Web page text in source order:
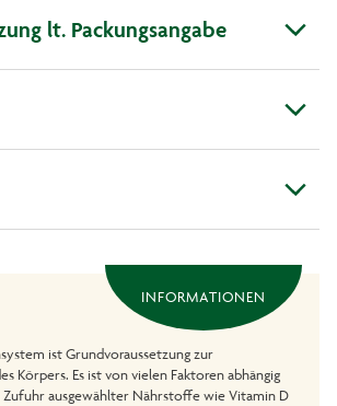
lt. Packungsangabe
INFORMATIONEN
ist Grundvoraussetzung zur
Körpers. Es ist von vielen Faktoren abhängig
Zufuhr ausgewählter Nährstoffe wie Vitamin D